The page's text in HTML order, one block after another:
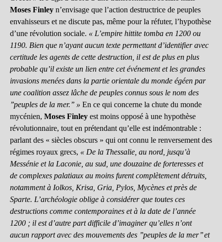
Moses Finley n’envisage que l’action destructrice de peuples
envahisseurs et ne discute pas, même pour la réfuter, l’hypothèse
d’une révolution sociale. « L’empire hittite tomba en 1200 ou
1190. Bien que n’ayant aucun texte permettant d’identifier avec
certitude les agents de cette destruction, il est de plus en plus
probable qu’il existe un lien entre cet événement et les grandes
invasions menées dans la partie orientale du monde égéen par
une coalition assez lâche de peuples connus sous le nom des
’’peuples de la mer.’’ » En ce qui concerne la chute du monde
mycénien, Moses Finley est moins opposé à une hypothèse
révolutionnaire, tout en prétendant qu’elle est indémontrable :
parlant des « siècles obscurs » qui ont connu le renversement des
régimes royaux grecs, « De la Thessalie, au nord, jusqu’à
Messénie et la Laconie, au sud, une douzaine de forteresses et
de complexes palatiaux au moins furent complètement détruits,
notamment à Iolkos, Krisa, Gria, Pylos, Mycènes et près de
Sparte. L’archéologie oblige à considérer que toutes ces
destructions comme contemporaines et à la date de l’année
1200 ; il est d’autre part difficile d’imaginer qu’elles n’ont
aucun rapport avec des mouvements des ’’peuples de la mer’’ et